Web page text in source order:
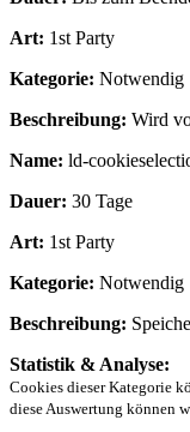
Art: 1st Party
Kategorie: Notwendig
Beschreibung: Wird
Name: ld-
Dauer: 30 Tage
Art: 1st Party
Kategorie: Notwendig
Beschreibung:
Statistik & Analyse:
Cookies dieser Kategorie
diese Auswertung können